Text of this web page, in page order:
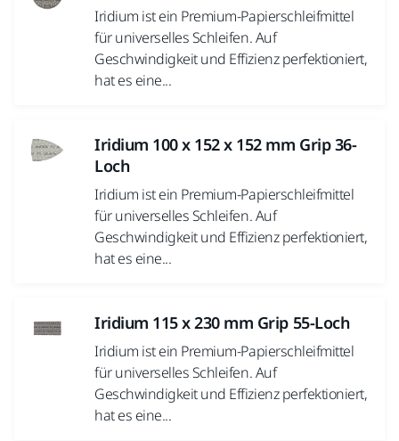
Iridium ist ein Premium-Papierschleifmittel
für universelles Schleifen. Auf
Geschwindigkeit und Effizienz perfektioniert,
hat es eine...
Iridium 100 x 152 x 152 mm Grip 36-
Loch
Iridium ist ein Premium-Papierschleifmittel
für universelles Schleifen. Auf
Geschwindigkeit und Effizienz perfektioniert,
hat es eine...
Iridium 115 x 230 mm Grip 55-Loch
Iridium ist ein Premium-Papierschleifmittel
für universelles Schleifen. Auf
Geschwindigkeit und Effizienz perfektioniert,
hat es eine...